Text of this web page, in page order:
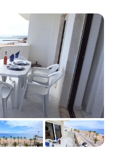
la mer. A disposition:
I...